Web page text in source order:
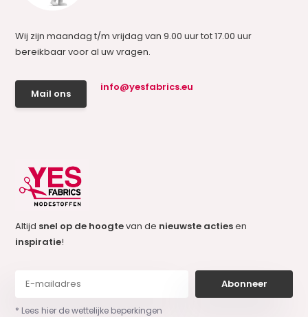
Wij zijn maandag t/m vrijdag van 9.00 uur tot 17.00 uur
bereikbaar voor al uw vragen.
Mail ons
info@yesfabrics.eu
Altijd snel op de hoogtevan de nieuwste actiesen
inspiratie!
Abonneer
* Lees hier de wettelijke beperkingen